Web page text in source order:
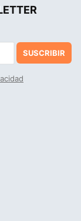
SUSCRIBIR